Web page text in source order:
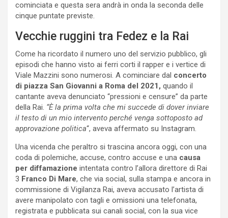
cominciata e questa sera andrà in onda la seconda delle
cinque puntate previste.
Vecchie ruggini tra Fedez e la Rai
Come ha ricordato il numero uno del servizio pubblico, gli
episodi che hanno visto ai ferri corti il rapper e i vertice di
Viale Mazzini sono numerosi. A cominciare dal concerto
di piazza San Giovanni a Roma del 2021, quando il
cantante aveva denunciato “pressioni e censure” da parte
della Rai. “È la prima volta che mi succede di dover inviare
il testo di un mio intervento perché venga sottoposto ad
approvazione politica“, aveva affermato su Instagram.
Una vicenda che peraltro si trascina ancora oggi, con una
coda di polemiche, accuse, contro accuse e una causa
per diffamazione intentata contro l’allora direttore di Rai
3 Franco Di Mare, che via social, sulla stampa e ancora in
commissione di Vigilanza Rai, aveva accusato l’artista di
avere manipolato con tagli e omissioni una telefonata,
registrata e pubblicata sui canali social, con la sua vice